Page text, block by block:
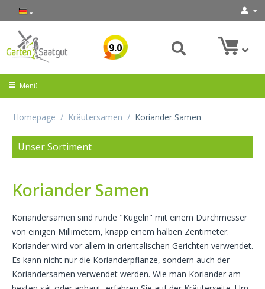
9.0
Menü
Homepage / Kräutersamen / Koriander Samen
Unser Sortiment
Koriander Samen
Koriandersamen sind runde "Kugeln" mit einem Durchmesser
von einigen Millimetern, knapp einem halben Zentimeter.
Koriander wird vor allem in orientalischen Gerichten verwendet.
Es kann nicht nur die Korianderpflanze, sondern auch der
Koriandersamen verwendet werden. Wie man Koriander am